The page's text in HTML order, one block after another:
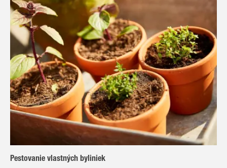
Pestovanie vlastných byliniek